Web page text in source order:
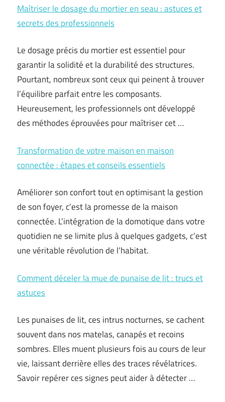
Maîtriser le dosage du mortier en seau : astuces et
secrets des professionnels
Le dosage précis du mortier est essentiel pour
garantir la solidité et la durabilité des structures.
Pourtant, nombreux sont ceux qui peinent à trouver
l’équilibre parfait entre les composants.
Heureusement, les professionnels ont développé
des méthodes éprouvées pour maîtriser cet …
Transformation de votre maison en maison
connectée : étapes et conseils essentiels
Améliorer son confort tout en optimisant la gestion
de son foyer, c’est la promesse de la maison
connectée. L’intégration de la domotique dans votre
quotidien ne se limite plus à quelques gadgets, c’est
une véritable révolution de l’habitat.
Comment déceler la mue de punaise de lit : trucs et
astuces
Les punaises de lit, ces intrus nocturnes, se cachent
souvent dans nos matelas, canapés et recoins
sombres. Elles muent plusieurs fois au cours de leur
vie, laissant derrière elles des traces révélatrices.
Savoir repérer ces signes peut aider à détecter …